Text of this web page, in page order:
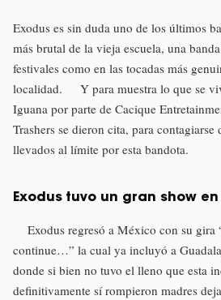
Exodus es sin duda uno de los últimos
más brutal de la vieja escuela, una
festivales como en las tocadas más
localidad. Y para muestra lo que se
Iguana por parte de Cacique
Trashers se dieron cita, para contagiarse
llevados al límite por esta bandota.
Exodus tuvo un gran show
Exodus regresó a México con su gira
continue…” la cual ya incluyó a
donde si bien no tuvo el lleno que esta
definitivamente sí rompieron madres